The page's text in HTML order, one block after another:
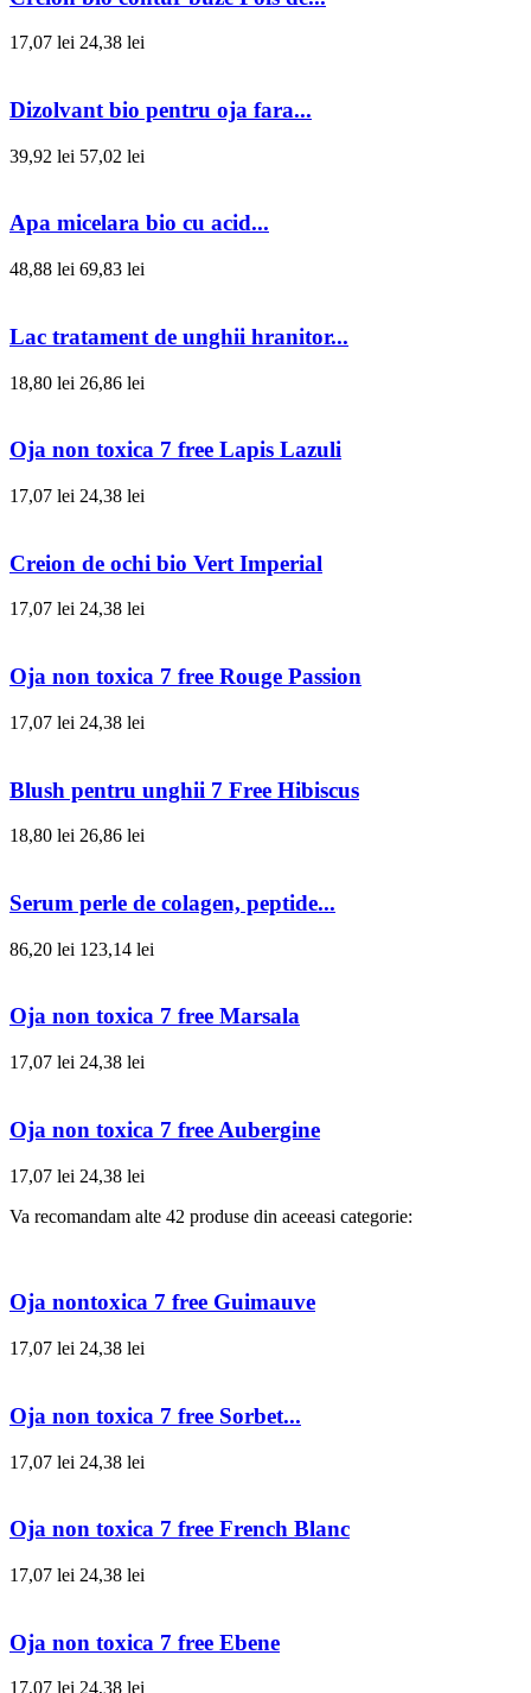
17,07 lei 24,38 lei
Dizolvant bio pentru oja fara...
39,92 lei 57,02 lei
Apa micelara bio cu acid...
48,88 lei 69,83 lei
Lac tratament de unghii hranitor...
18,80 lei 26,86 lei
Oja non toxica 7 free Lapis Lazuli
17,07 lei 24,38 lei
Creion de ochi bio Vert Imperial
17,07 lei 24,38 lei
Oja non toxica 7 free Rouge Passion
17,07 lei 24,38 lei
Blush pentru unghii 7 Free Hibiscus
18,80 lei 26,86 lei
Serum perle de colagen, peptide...
86,20 lei 123,14 lei
Oja non toxica 7 free Marsala
17,07 lei 24,38 lei
Oja non toxica 7 free Aubergine
17,07 lei 24,38 lei
Va recomandam alte 42 produse din aceeasi categorie:
Oja nontoxica 7 free Guimauve
17,07 lei 24,38 lei
Oja non toxica 7 free Sorbet...
17,07 lei 24,38 lei
Oja non toxica 7 free French Blanc
17,07 lei 24,38 lei
Oja non toxica 7 free Ebene
17,07 lei 24,38 lei